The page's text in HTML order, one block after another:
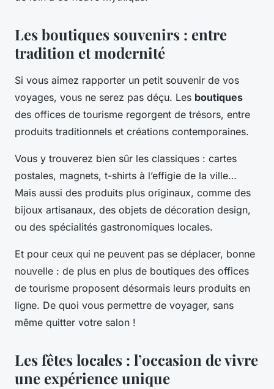
Les boutiques souvenirs : entre
tradition et modernité
Si vous aimez rapporter un petit souvenir de vos
voyages, vous ne serez pas déçu. Les boutiques
des offices de tourisme regorgent de trésors, entre
produits traditionnels et créations contemporaines.
Vous y trouverez bien sûr les classiques : cartes
postales, magnets, t-shirts à l’effigie de la ville…
Mais aussi des produits plus originaux, comme des
bijoux artisanaux, des objets de décoration design,
ou des spécialités gastronomiques locales.
Et pour ceux qui ne peuvent pas se déplacer, bonne
nouvelle : de plus en plus de boutiques des offices
de tourisme proposent désormais leurs produits en
ligne. De quoi vous permettre de voyager, sans
même quitter votre salon !
Les fêtes locales : l’occasion de vivre
une expérience unique